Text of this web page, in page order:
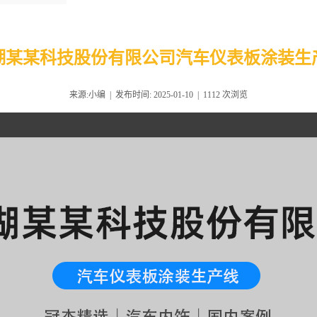
某某科技股份有限公司汽车仪表板涂装生
来源:小编 | 发布时间: 2025-01-10 | 1112 次浏览